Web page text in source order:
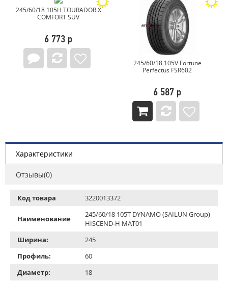
245/60/18 105H TOURADOR X
COMFORT SUV
6 773 р
245/60/18 105V Fortune
Perfectus FSR602
6 587 р
Характеристики
Отзывы(0)
Код товара 3220013372
Наименование
245/60/18 105T DYNAMO (SAILUN Group)
HISCEND-H MAT01
Ширина:
245
Профиль:
60
Диаметр:
18